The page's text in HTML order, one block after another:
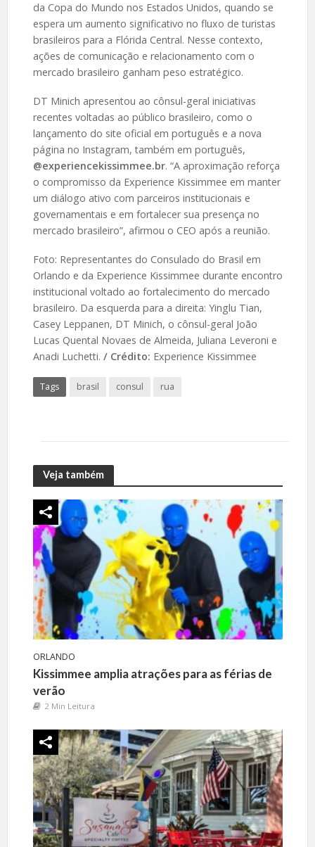
da Copa do Mundo nos Estados Unidos, quando se
espera um aumento significativo no fluxo de turistas
brasileiros para a Flórida Central. Nesse contexto,
ações de comunicação e relacionamento com o
mercado brasileiro ganham peso estratégico.
DT Minich apresentou ao cônsul-geral iniciativas
recentes voltadas ao público brasileiro, como o
lançamento do site oficial em português e a nova
página no Instagram, também em português,
@experiencekissimmee.br. “A aproximação reforça
o compromisso da Experience Kissimmee em manter
um diálogo ativo com parceiros institucionais e
governamentais e em fortalecer sua presença no
mercado brasileiro”, afirmou o CEO após a reunião.
Foto: Representantes do Consulado do Brasil em
Orlando e da Experience Kissimmee durante encontro
institucional voltado ao fortalecimento do mercado
brasileiro. Da esquerda para a direita: Yinglu Tian,
Casey Leppanen, DT Minich, o cônsul-geral João
Lucas Quental Novaes de Almeida, Juliana Leveroni e
Anadi Luchetti. / Crédito: Experience Kissimmee
Tags brasil consul rua
Veja também
ORLANDO
Kissimmee amplia atrações para as férias de
verão
2 Min Leitura